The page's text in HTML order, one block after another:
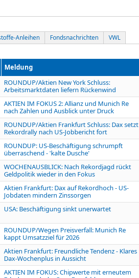
Anleihen Fondsnachrichten VWL
Meldung
ROUNDUP/Aktien New York Schluss:
Arbeitsmarktdaten liefern Rückenwind
AKTIEN IM FOKUS 2: Allianz und Munich Re
nach Zahlen und Ausblick unter Druck
ROUNDUP/Aktien Frankfurt Schluss: Dax setzt
Rekordrally nach US-Jobbericht fort
ROUNDUP: US-Beschäftigung schrumpft
überraschend - 'kalte Dusche'
WOCHENAUSBLICK: Nach Rekordjagd rückt
Geldpolitik wieder in den Fokus
Aktien Frankfurt: Dax auf Rekordhoch - US-
Jobdaten mindern Zinssorgen
USA: Beschäftigung sinkt unerwartet
ROUNDUP/Wegen Preisverfall: Munich Re
kappt Umsatzziel für 2026
Aktien Frankfurt: Freundliche Tendenz - Klares
Dax-Wochenplus in Aussicht
AKTIEN IM FOKUS: Chipwerte mit erneutem